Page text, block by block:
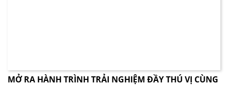
MỞ RA HÀNH TRÌNH TRẢI NGHIỆM ĐẦY THÚ VỊ CÙNG